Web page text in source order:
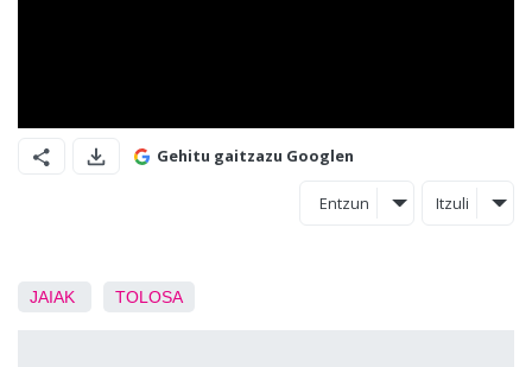
Gehitu gaitzazu Googlen
Entzun Itzuli
JAIAK TOLOSA